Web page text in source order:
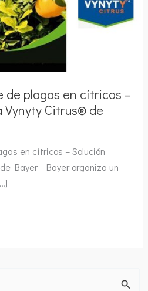
de plagas en cítricos –
Citrus® de
en cítricos – Solución
Bayer Bayer organiza un